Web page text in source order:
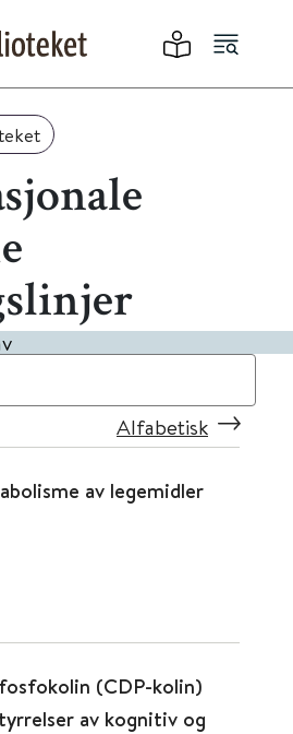
Alfabetisk
av legemidler
(CDP-kolin)
av kognitiv og